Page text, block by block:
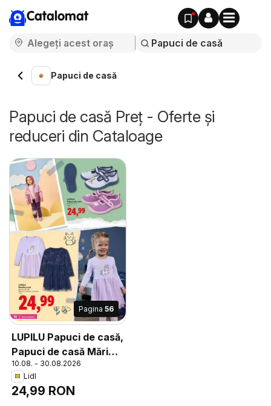
Catalomat
Papuci de casă
Papuci de casă Preț - Oferte și
reduceri din Cataloage
Pagina 56
LUPILU Papuci de casă,
Papuci de casă Mărimi:
22-27 1 per.
10.08. - 30.08.2026
Lidl
24,99 RON